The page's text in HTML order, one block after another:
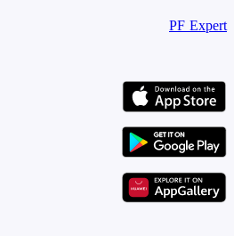
PF Expert